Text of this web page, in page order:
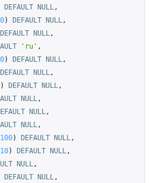
DEFAULT NULL,
) DEFAULT NULL,
DEFAULT NULL,
'ru' ,
) DEFAULT NULL,
DEFAULT NULL,
) DEFAULT NULL,
NULL,
NULL,
NULL,
100) DEFAULT NULL,
10) DEFAULT NULL,
NULL,
DEFAULT NULL,